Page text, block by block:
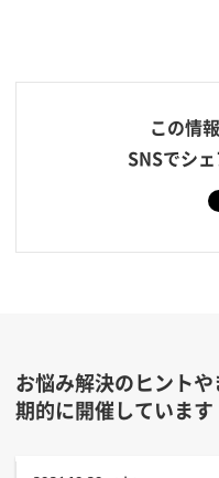
この情
SNSでシ
お悩み解決のヒント
期的に開催しています